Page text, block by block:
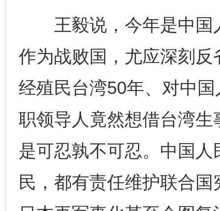
王毅说，今年是中国
作为战败国，尤应深刻
经殖民台湾50年、对中
职领导人竟然想借台湾
是可忍孰不可忍。中国
民，都有责任维护联合
这是一记警钟！ 谢